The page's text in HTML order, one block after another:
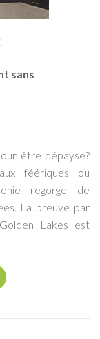
sans
être dépaysé?
féériques ou
regorge de
La preuve par
Lakes est